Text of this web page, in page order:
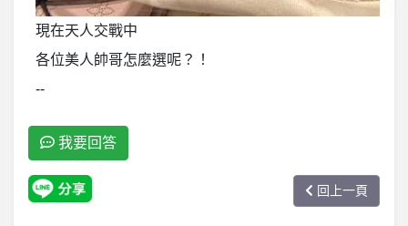
現在天人交戰中
各位美人帥哥怎麼選呢？！
--
我要回答
回上一頁